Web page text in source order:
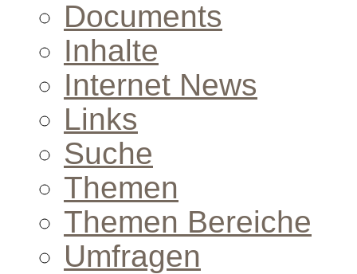
Documents
Inhalte
Internet News
Links
Suche
Themen
Themen Bereiche
Umfragen